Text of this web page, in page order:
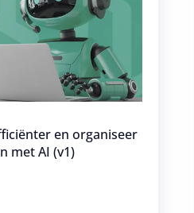
en organiseer
met AI (v1)